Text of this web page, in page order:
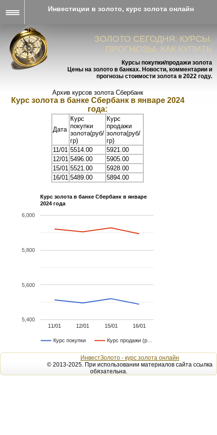
Инвестиции в золото, курс золота онлайн
ЗОЛОТО СЕГОДНЯ: КУРСЫ,
ПРОГНОЗЫ, КАК КУПИТЬ
Курсы покупки/продажи золота
Цены на золото в банках. Новости, комментарии и
прогнозы стоимости золота в 2022 году.
Архив курсов золота Сбербанк
Курс золота в банке Сбербанк в январе 2024
года:
Дата
Курс
покупки
золота(руб/
гр)
Курс
продажи
золота(руб/
гр)
11/01 5514.00
5921.00
12/01 5496.00
5905.00
15/01 5521.00
5928.00
16/01 5489.00 5894.00
Курс золота в банке Сбербанк в январе
2024 года
Курс покупки Курс продажи (р…
11/01 12/01 15/01 16/01
5,400
5,600
5,800
6,000
ИнвестЗолото - курс золота онлайн
© 2013-2025. При использовании материалов сайта ссылка
обязательна.